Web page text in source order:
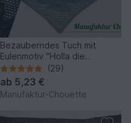
Bezauberndes Tuch mit
Eulenmotiv "Holla die
Waldfee"
(29)
ab 5,23 €
Manufaktur-Chouette